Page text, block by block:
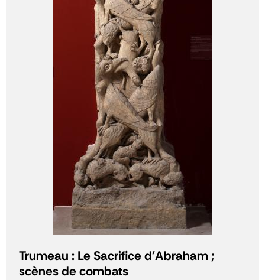
Trumeau : Le Sacrifice d'Abraham ;
scènes de combats